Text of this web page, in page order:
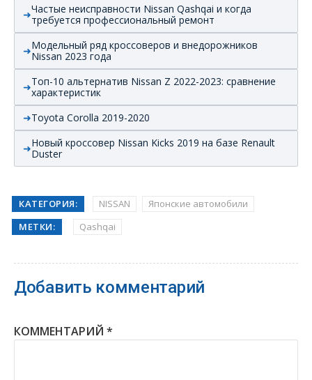
Частые неисправности Nissan Qashqai и когда
требуется профессиональный ремонт
Модельный ряд кроссоверов и внедорожников
Nissan 2023 года
Топ-10 альтернатив Nissan Z 2022-2023: сравнение
характеристик
Toyota Corolla 2019-2020
Новый кроссовер Nissan Kicks 2019 на базе Renault
Duster
КАТЕГОРИЯ: NISSAN
Японские автомобили
МЕТКИ:
Qashqai
Добавить комментарий
КОММЕНТАРИЙ *